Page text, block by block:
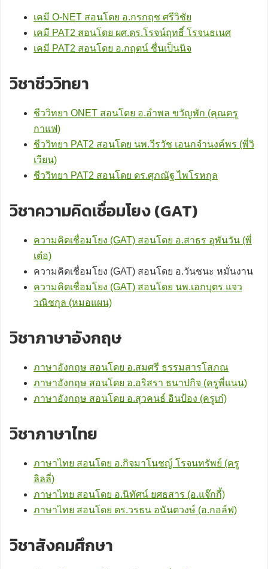
เคมี O-NET สอนโดย อ.กรกฤช ศรีวิชัย
เคมี PAT2 สอนโดย ผศ.ดร.โรจน์ฤทธิ์ โรจนธเนศ
เคมี PAT2 สอนโดย อ.กฤตน์ ชื่นเป็นนิจ
วิชาชีววิทยา
ชีววิทยา ONET สอนโดย อ.อำพล ขวัญพัก (คุณครู
กาแฟ)
ชีววิทยา PAT2 สอนโดย นพ.วีรวัช เอนกจำนงค์พร (พี่วิ
เวียน)
ชีววิทยา PAT2 สอนโดย ดร.ศุภณัฐ ไพโรหกุล
วิชาความคิดเชื่อมโยง (GAT)
ความคิดเชื่อมโยง (GAT) สอนโดย อ.สาธร อุพันวัน (พี่
เต๋อ)
ความคิดเชื่อมโยง (GAT) สอนโดย อ.วันชนะ หมั่นงาน
ความคิดเชื่อมโยง (GAT) สอนโดย นพ.เอกบุตร แจว
วณิชกุล (หมอแผน)
วิชาภาษาอังกฤษ
ภาษาอังกฤษ สอนโดย อ.สมศรี ธรรมสารโสภณ
ภาษาอังกฤษ สอนโดย อ.อริสรา ธนาปกิจ (ครูพี่แนน)
ภาษาอังกฤษ สอนโดย อ.สุวคนธ์ อินป้อง (ครูเก๋)
วิชาภาษาไทย
ภาษาไทย สอนโดย อ.กิจมาโนชญ์ โรจนทรัพย์ (ครู
ลิลลี่)
ภาษาไทย สอนโดย อ.นิทัศน์ ยศธสาร (อ.แจ๊กกี้)
ภาษาไทย สอนโดย ดร.วรธน อนันตวงษ์ (อ.กอล์ฟ)
วิชาสังคมศึกษา